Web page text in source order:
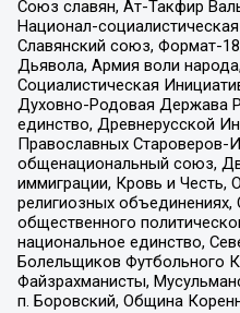
Союз славян, Ат-Такфир
Национал-
Славянский союз, Формат-
Дьявола, Армия воли
Социалистическая
Духовно-Родовая Держава
единство, Древнерусской
Православных Староверов-
общенациональный союз,
иммиграции, Кровь и Честь,
религиозных объединениях,
общественного
национальное единство,
Болельщиков Футбольного
Файзрахманисты,
п. Боровский, Община